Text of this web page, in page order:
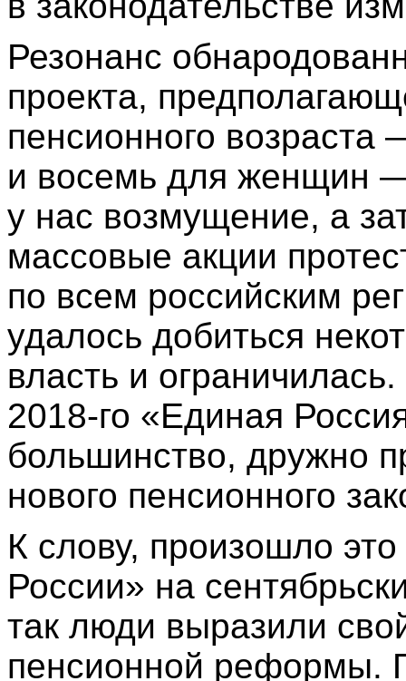
Резонанс
проекта,
пенсионного
и восемь для женщин
у нас возмущение, а
массовые акции
по всем российским
удалось добиться
власть и
2018-го «Единая
большинство, дружно
нового пенсионного
К слову, произошло
России» на
так люди выразили
пенсионной реформы.